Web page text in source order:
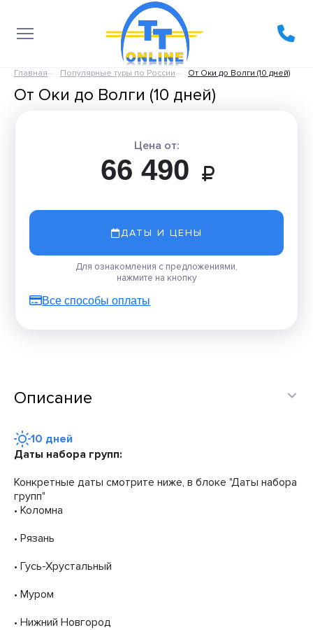
Главная Популярные туры по России От Оки до Волги (10 дней)
От Оки до Волги (10 дней)
Цена от:
66 490
ДАТЫ И ЦЕНЫ
Для ознакомления с предложениями,
нажмите на кнопку
Все способы оплаты
Описание
10 дней
Даты набора групп:
Конкретные даты смотрите ниже, в блоке "Даты набора
групп"
• Коломна
• Рязань
• Гусь-Хрустальный
• Муром
• Нижний Новгород